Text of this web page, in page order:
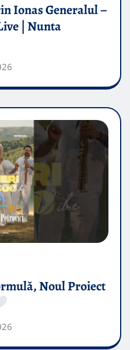
Ionas Generalul –
| Nunta
Noul Proiect